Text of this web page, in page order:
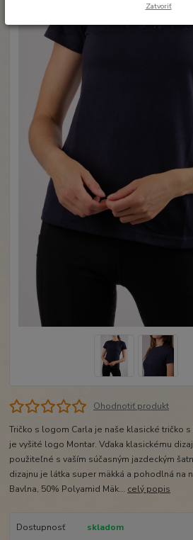
Ohodnotiť produkt
Tričko s logom Carla je naše klasické tričko
je vyšité logo Montar. Vďaka klasickému
použiteľné s vaším súčasným jazdeckým
dizajnu je látka super mäkká a pohodlná na
Bavlna, 50% Polyamid Mäk... celý popis
Dostupnosť
skladom
Zatvoriť